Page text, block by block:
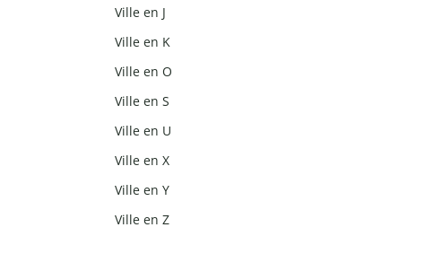
Ville en J
Ville en K
Ville en O
Ville en S
Ville en U
Ville en X
Ville en Y
Ville en Z